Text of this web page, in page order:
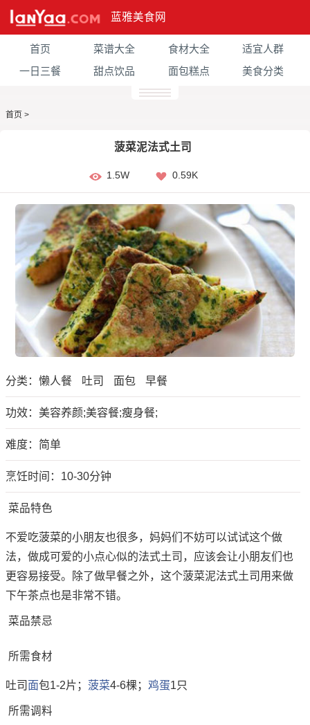
蓝雅美食网
首页 菜谱大全 食材大全
适宜人群
一日三餐
甜点饮品 面包糕点 美食分类
首页 >
菠菜泥法式土司
1.5W 0.59K
分类： 懒人餐 吐司 面包 早餐
功效：美容养颜;美容餐;瘦身餐;
难度：简单
烹饪时间：10-30分钟
菜品特色
不爱吃菠菜的小朋友也很多，妈妈们不妨可以试试这个做
法，做成可爱的小点心似的法式土司，应该会让小朋友们也
更容易接受。除了做早餐之外，这个菠菜泥法式土司用来做
下午茶点也是非常不错。
菜品禁忌
所需食材
吐司 面包1-2片； 菠菜4-6棵； 鸡蛋1只
所需调料